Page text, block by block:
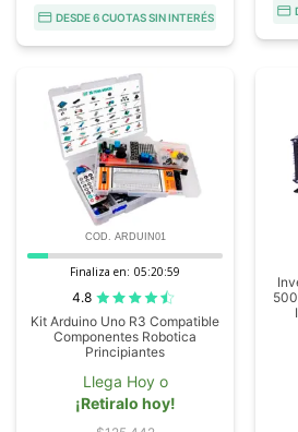
DESDE 6 CUOTAS SIN INTERÉS
COD. ARDUIN01
Finaliza en: 05:20:58
4.8
Kit Arduino Uno R3 Compatible
Componentes Robotica
Principiantes
Llega Hoy o
¡Retiralo hoy!